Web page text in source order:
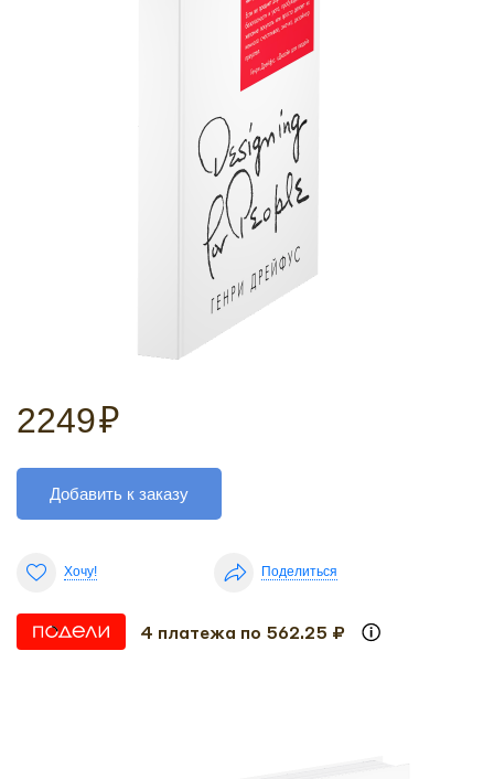
2249₽
Добавить к заказу
Хочу! Поделиться
4 платежа по 562.25 ₽